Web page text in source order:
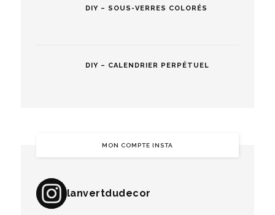
DIY – SOUS-VERRES COLORÉS
DIY – CALENDRIER PERPÉTUEL
MON COMPTE INSTA
lanvertdudecor